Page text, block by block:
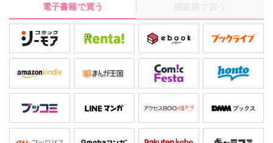
～』、みえちかつ先生『純情ビッチの片思い～男の娘デリバリー
の目隠しプレイ』、真山ジュン先生『欲しいのは貴方のカラダ～
幕末忠犬の飼い方』
電子書籍で買う 紙書籍で買う